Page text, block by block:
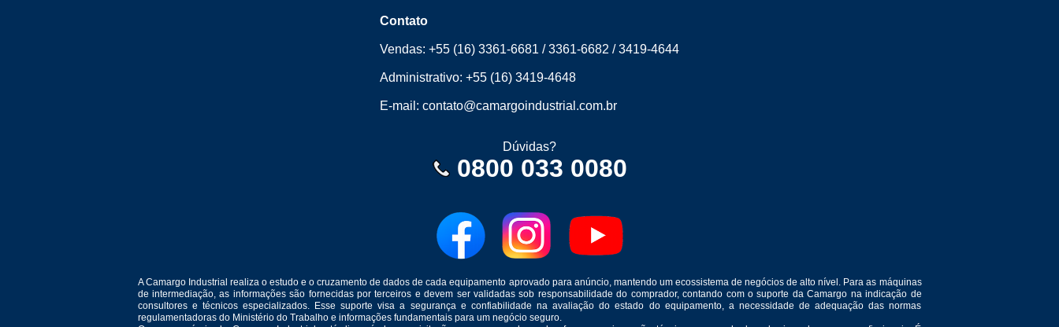
Contato
Vendas: +55 (16) 3361-6681 /3361-6682 /3419-4644
Administrativo: +55 (16) 3419-4648
E-mail: contato@camargoindustrial.com.br
Dúvidas?
0800 033 0080
A Camargo Industrial realiza o estudo e o cruzamento de dados de cada equipamento aprovado para anúncio, mantendo um ecossistema de negócios de alto nível. Para as máquinas
de intermediação, as informações são fornecidas por terceiros e devem ser validadas sob responsabilidade do comprador, contando com o suporte da Camargo na indicação de
consultores e técnicos especializados. Esse suporte visa a segurança e confiabilidade na avaliação do estado do equipamento, a necessidade de adequação das normas
regulamentadoras do Ministério do Trabalho e informações fundamentais para um negócio seguro.